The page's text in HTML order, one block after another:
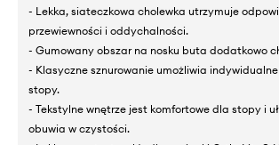
- Lekka, siateczkowa cholewka utrzymuje
przewiewności i oddychalności.
- Gumowany obszar na nosku buta dodatkowo
- Klasyczne sznurowanie umożliwia
stopy.
- Tekstylne wnętrze jest komfortowe dla stopy i
obuwia w czystości.